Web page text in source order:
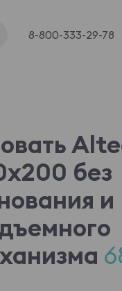
8-800-333-29-78
без
и